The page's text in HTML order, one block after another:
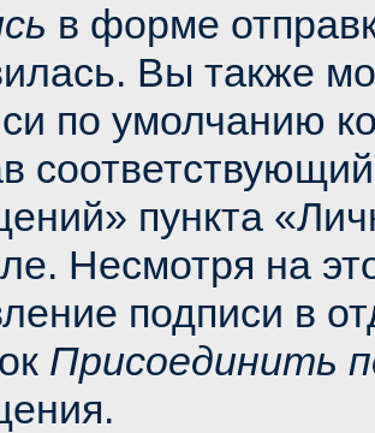
в форме
Вы также
по умолчанию
пункта
Несмотря на
подписи в
Присоединить